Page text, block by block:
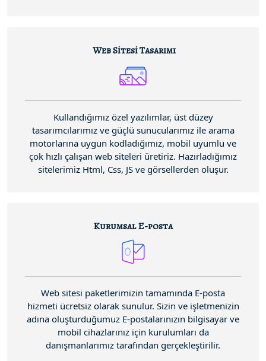
Web Sitesi Tasarımı
Kullandığımız özel yazılımlar, üst düzey
tasarımcılarımız ve güçlü sunucularımız ile arama
motorlarına uygun kodladığımız, mobil uyumlu ve
çok hızlı çalışan web siteleri üretiriz. Hazırladığımız
sitelerimiz Html, Css, JS ve görsellerden oluşur.
Kurumsal E-posta
Web sitesi paketlerimizin tamamında E-posta
hizmeti ücretsiz olarak sunulur. Sizin ve işletmenizin
adına oluşturduğumuz E-postalarınızın bilgisayar ve
mobil cihazlarınız için kurulumları da
danışmanlarımız tarafından gerçekleştirilir.